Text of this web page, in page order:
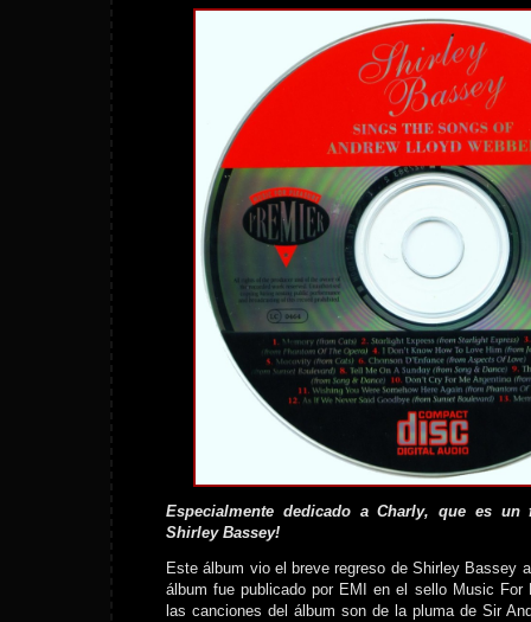
Especialmente dedicado a Charly, que es un
Shirley Bassey!
Este álbum vio el breve regreso de Shirley Bassey
álbum fue publicado por EMI en el sello Music For
las canciones del álbum son de la pluma de Sir